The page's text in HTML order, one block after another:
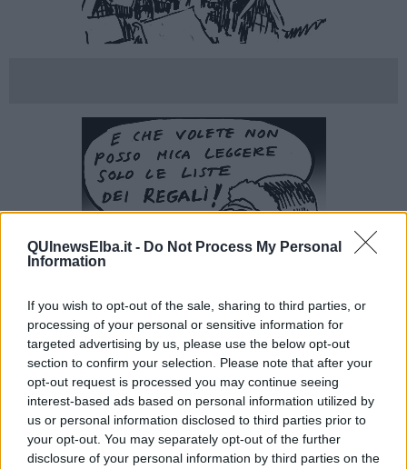
QUInewsElba.it - Do Not Process My Personal
Information
If you wish to opt-out of the sale, sharing to third parties, or
processing of your personal or sensitive information for
targeted advertising by us, please use the below opt-out
section to confirm your selection. Please note that after your
opt-out request is processed you may continue seeing
interest-based ads based on personal information utilized by
us or personal information disclosed to third parties prior to
your opt-out. You may separately opt-out of the further
disclosure of your personal information by third parties on the